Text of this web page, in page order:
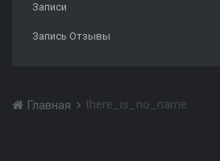
Записи
Запись Отзывы
Главная there_is_no_name